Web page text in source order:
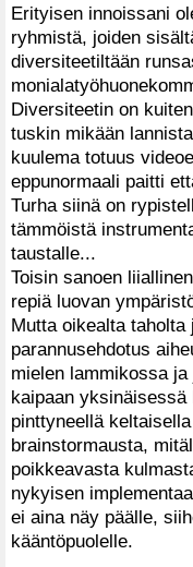
Erityisen innoissani
ryhmistä, joiden
diversiteetiltään
Diversiteetin on
tuskin mikään
kuulema totuus
eppunormaali paitti
Turha siinä on
tämmöistä
taustalle...
Toisin sanoen
repiä luovan
Mutta oikealta
parannusehdotus
mielen lammikossa
kaipaan
pinttyneellä
brainstormausta,
poikkeavasta
nykyisen
ei aina näy päälle,
kääntöpuolelle.